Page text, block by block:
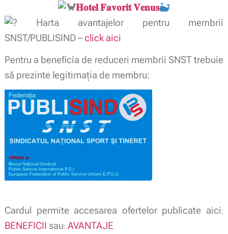
𝐇𝐨𝐭𝐞𝐥 𝐅𝐚𝐯𝐨𝐫𝐢𝐭 𝐕𝐞𝐧𝐮𝐬
Harta avantajelor pentru membrii
SNST/PUBLISIND –click aici
Pentru a beneficia de reduceri membrii SNST trebuie
să prezinte legitimaţia de membru:
Cardul permite accesarea ofertelor publicate aici:
BENEFICII sau: AVANTAJE